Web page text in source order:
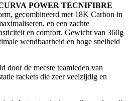
POWER TECNIFIBRE
gecombineerd met 18K Carbon in
en een zachte
en comfort. Gewicht van 360g
wendbaarheid en hoge snelheid
door de meeste teamleden van
rackets die zeer veelzijdig en